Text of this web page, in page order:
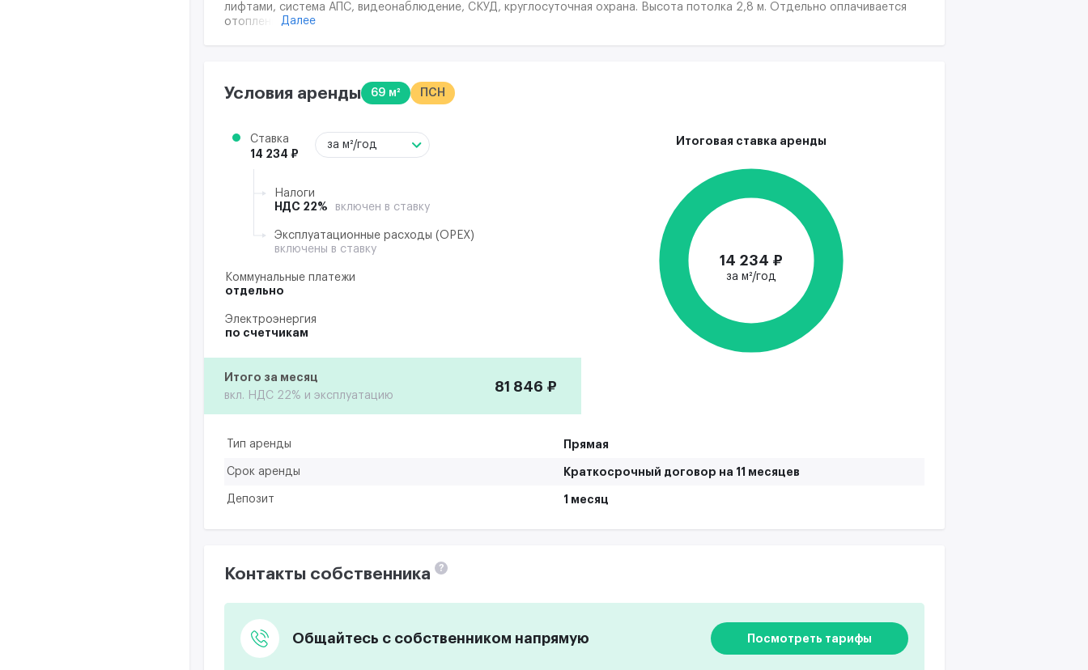
лифтами, система АПС, видеонаблюдение, СКУД, круглосуточная охрана. Высота потолка 2,8 м. Отдельно оплачивается
отопление, электричество, интернет, телефон, уборка помещения. Эксплуатационные расходы (ОРЕХ) оплачиваются
Далее
Условия аренды 69 м² ПСН
Ставка
14 234 ₽
за м²/год
Налоги
НДС 22%
включен в ставку
Эксплуатационные расходы (ОРЕХ)
включены в ставку
Коммунальные платежи
отдельно
Электроэнергия
по счетчикам
Итого за месяц
вкл. НДС 22% и эксплуатацию
81 846 ₽
Итоговая ставка аренды
14 234 ₽
за м²/год
Тип аренды Прямая
Срок аренды Краткосрочный договор на 11 месяцев
Депозит 1 месяц
Контакты собственника ?
Общайтесь с собственником напрямую Посмотреть тарифы